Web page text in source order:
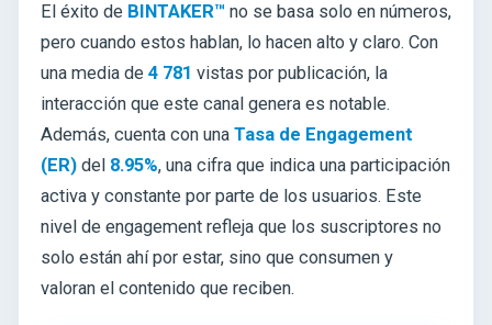
El éxito de BINTAKER™ no se basa solo en números,
pero cuando estos hablan, lo hacen alto y claro. Con
una media de 4 781 vistas por publicación, la
interacción que este canal genera es notable.
Además, cuenta con una Tasa de Engagement
(ER) del 8.95%, una cifra que indica una participación
activa y constante por parte de los usuarios. Este
nivel de engagement refleja que los suscriptores no
solo están ahí por estar, sino que consumen y
valoran el contenido que reciben.